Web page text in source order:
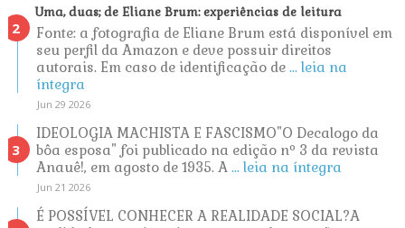
Uma, duas; de Eliane Brum: experiências de leitura
Fonte: a fotografia de Eliane Brum está disponível em
seu perfil da Amazon e deve possuir direitos
autorais. Em caso de identificação de ... leia na
íntegra
Jun 29 2026
IDEOLOGIA MACHISTA E FASCISMO"O Decalogo da
bôa esposa" foi publicado na edição nº 3 da revista
Anauê!, em agosto de 1935. A ... leia na íntegra
Jun 21 2026
É POSSÍVEL CONHECER A REALIDADE SOCIAL?A